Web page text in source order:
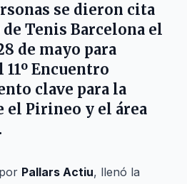
se dieron cita
de Tenis Barcelona el
de mayo para
Encuentro
clave para la
el Pirineo y el área
Pallars Actiu, llenó la